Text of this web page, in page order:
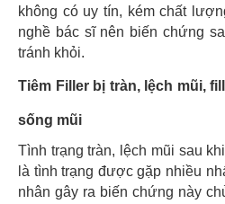
không có uy tín, kém chất
nghề bác sĩ nên biến chứng
tránh khỏi.
Tiêm Filler bị tràn, lệch mũi,
sống mũi
Tình trạng tràn, lệch mũi sau
là tình trạng được gặp nhiều
nhân gây ra biến chứng này